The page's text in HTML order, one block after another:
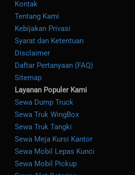
Kontak
Tentang Kami
Kebijakan Privasi
Syarat dan Ketentuan
Disclaimer
Daftar Pertanyaan (FAQ)
Sitemap
Layanan Populer Kami
Sewa Dump Truck
Sewa Truk WingBox
Sewa Truk Tangki
Sewa Meja Kursi Kantor
Sewa Mobil Lepas Kunci
Sewa Mobil Pickup